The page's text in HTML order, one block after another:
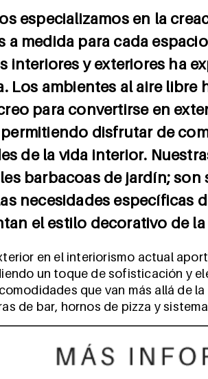
especializamos en la
a medida para cada
interiores y exteriores ha
Los ambientes al aire libre
para convertirse en
permitiendo disfrutar de
de la vida interior.
barbacoas de jardín;
necesidades específicas
el estilo decorativo de la
en el interiorismo actual
un toque de sofisticación y
que van más allá de
de bar, hornos de pizza y